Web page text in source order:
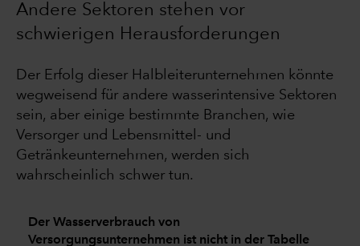
Andere Sektoren stehen vor
schwierigen Herausforderungen
Der Erfolg dieser Halbleiterunternehmen könnte
wegweisend für andere wasserintensive Sektoren
sein, aber einige bestimmte Branchen, wie
Versorger und Lebensmittel- und
Getränkeunternehmen, werden sich
wahrscheinlich schwer tun.
Der Wasserverbrauch von
Versorgungsunternehmen ist nicht in der Tabelle